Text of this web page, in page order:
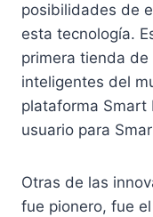
posibilidades de
esta tecnología.
primera tienda
inteligentes del
plataforma Smart
usuario para
Otras de las
fue pionero, fue